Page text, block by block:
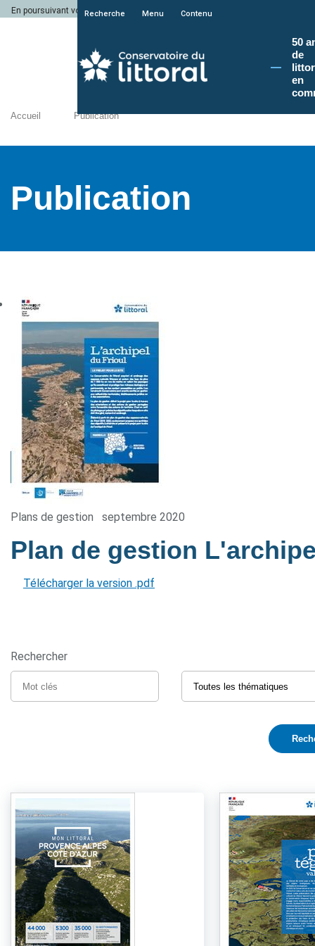
En poursuivant votre navigation sur le site du Conservatoire du littoral, vous
Recherche Menu Contenu
50
de
en
Accueil Publication
Publication
Plans de gestion septembre 2020
Plan de gestion
Télécharger la version .pdf
Rechercher